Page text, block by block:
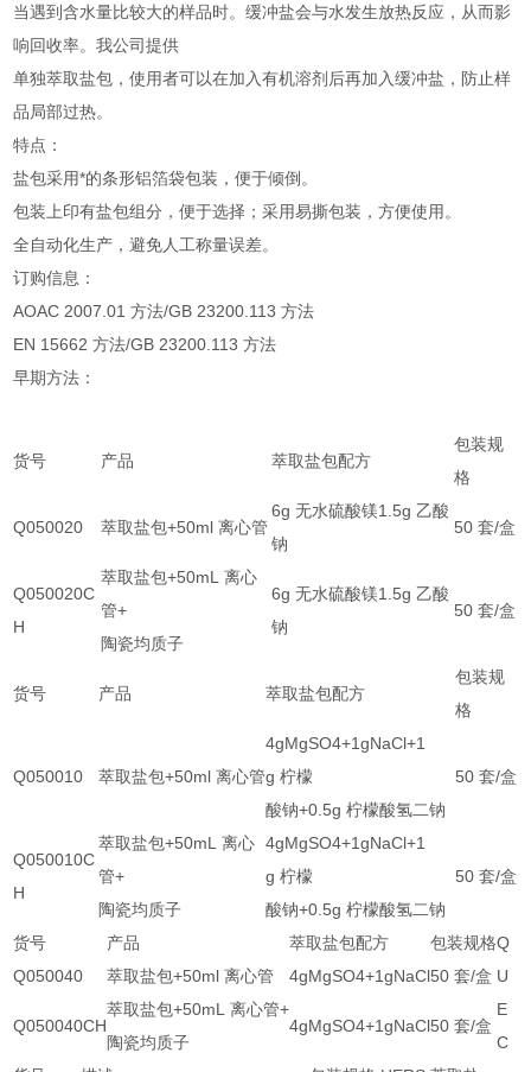
当遇到含水量比较大的样品时。缓冲盐会与水发生放热反应，从而影
响回收率。我公司提供
单独萃取盐包，使用者可以在加入有机溶剂后再加入缓冲盐，防止样
品局部过热。
特点：
盐包采用*的条形铝箔袋包装，便于倾倒。
包装上印有盐包组分，便于选择；采用易撕包装，方便使用。
全自动化生产，避免人工称量误差。
订购信息：
AOAC 2007.01方法/GB 23200.113方法
EN 15662方法/GB 23200.113方法
早期方法：
货号 产品 萃取盐包配方
包装规
格
Q050020 萃取盐包+50ml离心管
6g无水硫酸镁1.5g乙酸
钠
50套/盒
Q050020C
H
萃取盐包+50mL离心
管+
陶瓷均质子
6g无水硫酸镁1.5g乙酸
钠
50套/盒
货号 产品 萃取盐包配方
包装规
格
Q050010 萃取盐包+50ml离心管
4gMgSO4+1gNaCl+1
g柠檬
酸钠+0.5g柠檬酸氢二钠
50套/盒
Q050010C
H
萃取盐包+50mL离心
管+
陶瓷均质子
4gMgSO4+1gNaCl+1
g柠檬
酸钠+0.5g柠檬酸氢二钠
50套/盒
货号 产品 萃取盐包配方
包装规格
Q050040
萃取盐包+50ml离心管 4gMgSO4+1gNaCl50套/盒
Q050040CH
萃取盐包+50mL离心管+
陶瓷均质子
4gMgSO4+1gNaCl50套/盒
Q
U
E
C